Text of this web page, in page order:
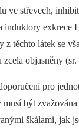
ve střevech,
induktory exkrece
z těchto látek se
objasněny (sr.
pro
být
škálami, jak